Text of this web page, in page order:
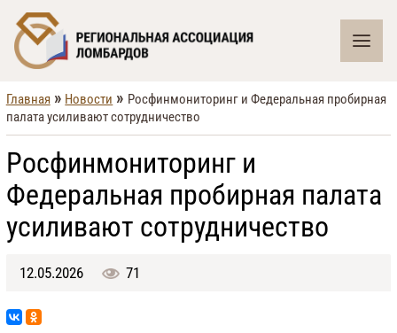
Главная » Новости » Росфинмониторинг и Федеральная пробирная
палата усиливают сотрудничество
Росфинмониторинг и
Федеральная пробирная палата
усиливают сотрудничество
12.05.2026 71